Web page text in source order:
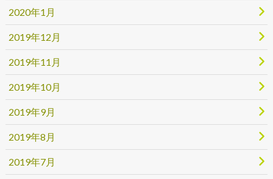
2020年1月
2019年12月
2019年11月
2019年10月
2019年9月
2019年8月
2019年7月